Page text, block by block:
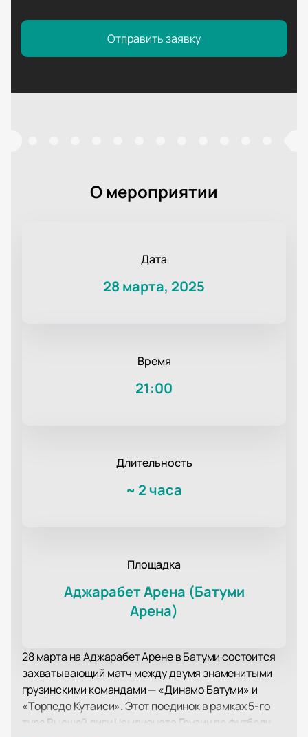
Отправить заявку
О мероприятии
Дата
28 марта, 2025
Время
21:00
Длительность
~ 2 часа
Площадка
Аджарабет Арена (Батуми
Арена)
28 марта на Аджарабет Арене в Батуми состоится
захватывающий матч между двумя знаменитыми
грузинскими командами — «Динамо Батуми» и
«Торпедо Кутаиси». Этот поединок в рамках 5-го
тура Высшей лиги Чемпионата Грузии по футболу